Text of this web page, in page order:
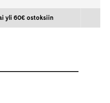
yli 60€ ostoksiin